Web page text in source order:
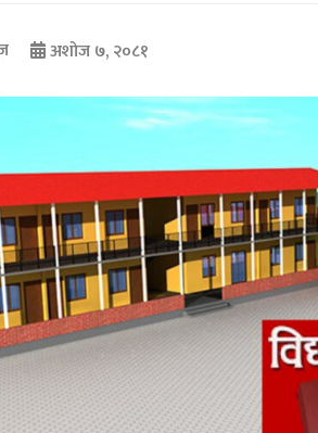
अशोज ७, २०८१